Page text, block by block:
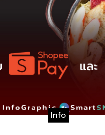
Info